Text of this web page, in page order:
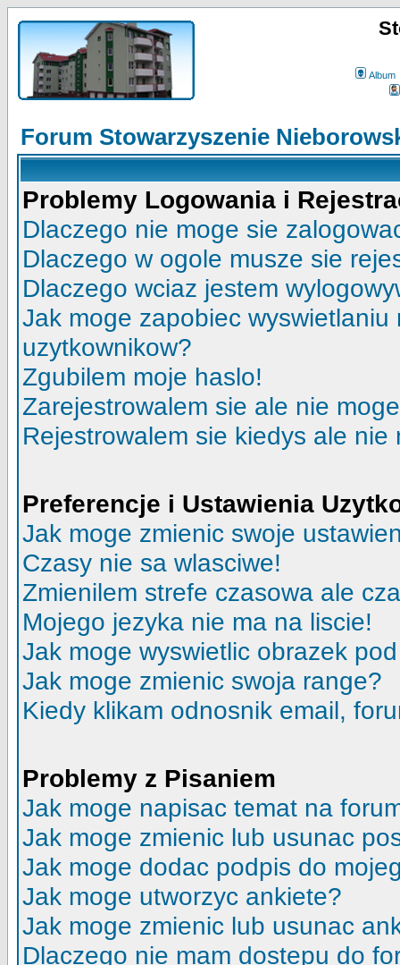
Album
Forum Stowarzyszenie
Problemy Logowania i
Dlaczego nie moge sie
Dlaczego w ogole musze sie
Dlaczego wciaz jestem
Jak moge zapobiec
uzytkownikow?
Zgubilem moje haslo!
Zarejestrowalem sie ale nie
Rejestrowalem sie kiedys ale
Preferencje i Ustawienia
Jak moge zmienic swoje
Czasy nie sa wlasciwe!
Zmienilem strefe czasowa ale
Mojego jezyka nie ma na liscie!
Jak moge wyswietlic obrazek
Jak moge zmienic swoja range?
Kiedy klikam odnosnik email,
Problemy z Pisaniem
Jak moge napisac temat na
Jak moge zmienic lub usunac
Jak moge dodac podpis do
Jak moge utworzyc ankiete?
Jak moge zmienic lub usunac
Dlaczego nie mam dostepu do